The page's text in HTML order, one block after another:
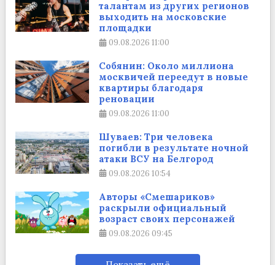
талантам из других регионов
выходить на московские
площадки
09.08.2026 11:00
Собянин: Около миллиона
москвичей переедут в новые
квартиры благодаря
реновации
09.08.2026 11:00
Шуваев: Три человека
погибли в результате ночной
атаки ВСУ на Белгород
09.08.2026 10:54
Авторы «Смешариков»
раскрыли официальный
возраст своих персонажей
09.08.2026 09:45